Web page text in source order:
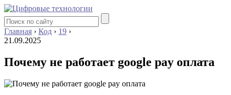
Главная › Код › 19 ›
21.09.2025
Почему не работает google pay оплата